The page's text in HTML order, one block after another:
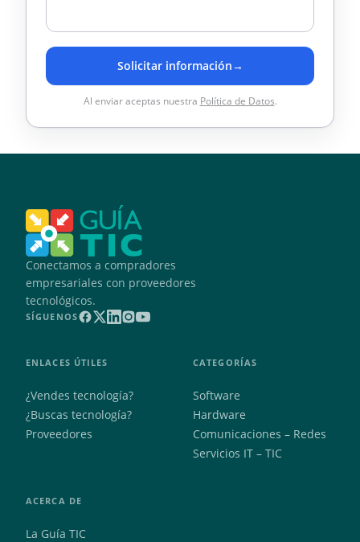
Solicitar información→
Al enviar aceptas nuestra Política de Datos.
Conectamos a compradores
empresariales con proveedores
tecnológicos.
SÍGUENOS
ENLACES ÚTILES
¿Vendes tecnología?
¿Buscas tecnología?
Proveedores
CATEGORÍAS
Software
Hardware
Comunicaciones – Redes
Servicios IT – TIC
ACERCA DE
La Guía TIC